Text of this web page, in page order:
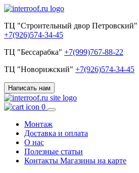
ТЦ "Строительный двор Петровский"
+7(926)574-34-45
ТЦ "Бессарабка" +7(999)767-88-22
ТЦ "Новорижский" +7(926)574-34-45
Написать нам
0
Монтаж
Доставка и оплата
О нас
Полезные статьи
Контакты Магазины на карте